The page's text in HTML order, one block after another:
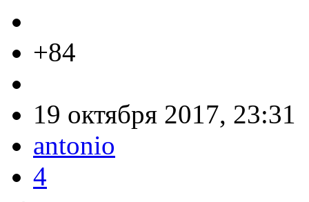
+84
19 октября 2017, 23:31
antonio
4